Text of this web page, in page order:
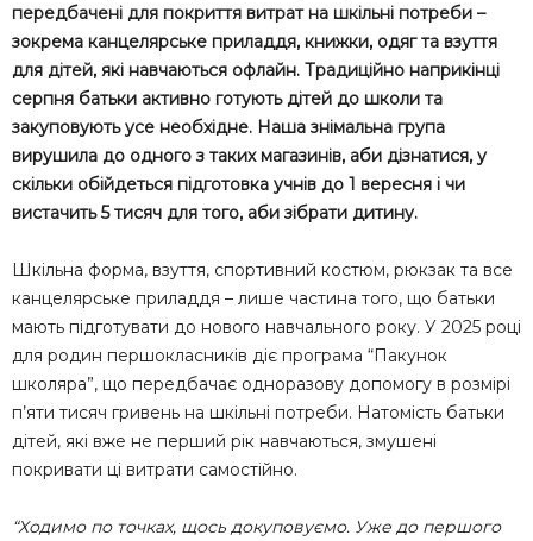
передбачені для покриття витрат на шкільні потреби –
зокрема канцелярське приладдя, книжки, одяг та взуття
для дітей, які навчаються офлайн. Традиційно наприкінці
серпня батьки активно готують дітей до школи та
закуповують усе необхідне. Наша знімальна група
вирушила до одного з таких магазинів, аби дізнатися, у
скільки обійдеться підготовка учнів до 1 вересня і чи
вистачить 5 тисяч для того, аби зібрати дитину.
Шкільна форма, взуття, спортивний костюм, рюкзак та все
канцелярське приладдя – лише частина того, що батьки
мають підготувати до нового навчального року. У 2025 році
для родин першокласників діє програма “Пакунок
школяра”, що передбачає одноразову допомогу в розмірі
п’яти тисяч гривень на шкільні потреби. Натомість батьки
дітей, які вже не перший рік навчаються, змушені
покривати ці витрати самостійно.
“Ходимо по точках, щось докуповуємо. Уже до першого